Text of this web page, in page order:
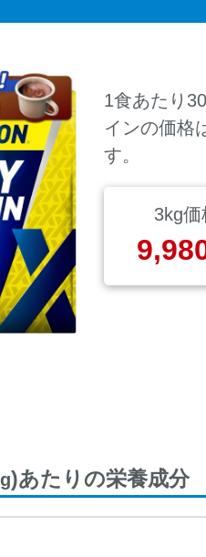
1食あたり
インの価格
す。
3kg価
g)あたりの栄養成分